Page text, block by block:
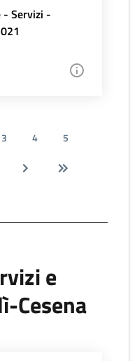
- Servizi -
3 4
5
e
Cesena